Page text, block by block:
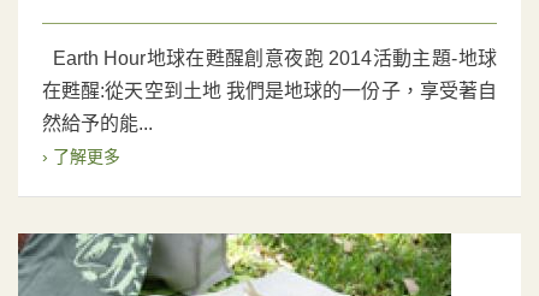
Earth Hour地球在甦醒創意夜跑 2014活動主題-地球
在甦醒:從天空到土地 我們是地球的一份子，享受著自
然給予的能...
› 了解更多